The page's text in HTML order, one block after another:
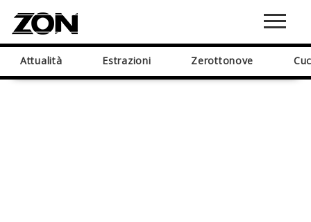
Attualità Estrazioni Zerottonove